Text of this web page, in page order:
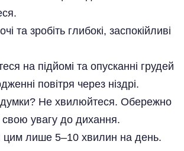
та зробіть глибокі, заспокійливі
на підйомі та опусканні грудей
повітря через ніздрі.
думки? Не хвилюйтеся. Обережно
свою увагу до дихання.
цим лише 5–10 хвилин на день.